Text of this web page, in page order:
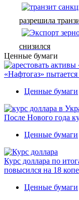
разрешила
снизился
Ценные бумаги
«Нафтогаз»
Ценные бумаги
После Нового года
Ценные бумаги
Курс доллара по
повысился на 18
Ценные бумаги